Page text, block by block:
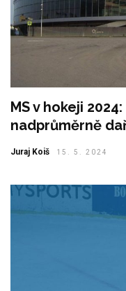
MS v hokeji
nadprůměrně
Juraj Koiš 15. 5. 2024